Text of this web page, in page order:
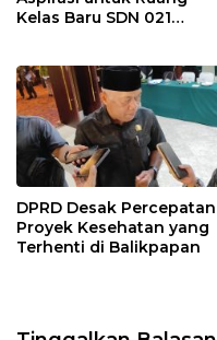
Kelas Baru SDN 021
DPRD Desak Percepatan
Proyek Kesehatan yang
Terhenti di Balikpapan